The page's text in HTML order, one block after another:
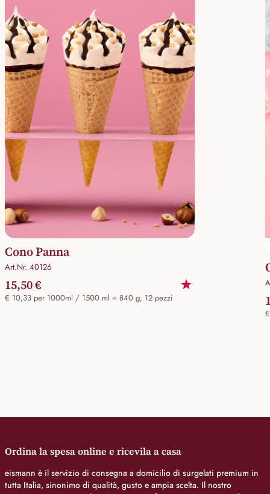
Cono Panna
Art.Nr. 40126
15,50 €
€ 10,33 per 1000ml / 1500 ml = 840 g, 12 pezzi
Ordina la spesa online e ricevila a casa
eismann è il servizio di consegna a domicilio di surgelati premium in
tutta Italia, sinonimo di qualità, gusto e ampia scelta. Il nostro